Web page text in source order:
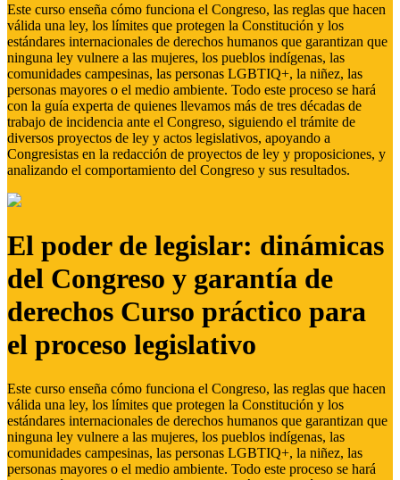
Este curso enseña cómo funciona el Congreso, las reglas que hacen
válida una ley, los límites que protegen la Constitución y los
estándares internacionales de derechos humanos que garantizan que
ninguna ley vulnere a las mujeres, los pueblos indígenas, las
comunidades campesinas, las personas LGBTIQ+, la niñez, las
personas mayores o el medio ambiente. Todo este proceso se hará
con la guía experta de quienes llevamos más de tres décadas de
trabajo de incidencia ante el Congreso, siguiendo el trámite de
diversos proyectos de ley y actos legislativos, apoyando a
Congresistas en la redacción de proyectos de ley y proposiciones, y
analizando el comportamiento del Congreso y sus resultados.
El poder de legislar: dinámicas
del Congreso y garantía de
derechos Curso práctico para
el proceso legislativo
Este curso enseña cómo funciona el Congreso, las reglas que hacen
válida una ley, los límites que protegen la Constitución y los
estándares internacionales de derechos humanos que garantizan que
ninguna ley vulnere a las mujeres, los pueblos indígenas, las
comunidades campesinas, las personas LGBTIQ+, la niñez, las
personas mayores o el medio ambiente. Todo este proceso se hará